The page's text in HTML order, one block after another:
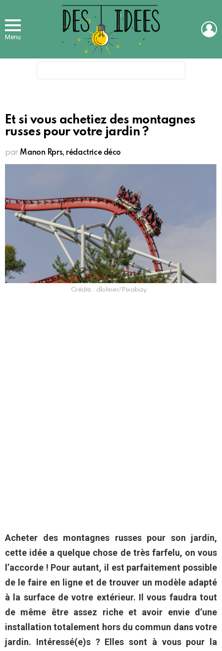
Menu
Et si vous achetiez des montagnes
russes pour votre jardin ?
par Manon Rprs, rédactrice déco
Crédits : dlohner/Pixabay
Acheter des montagnes russes pour son jardin,
cette idée a quelque chose de très farfelu, on vous
l’accorde ! Pour autant, il est parfaitement possible
de le faire en ligne et de trouver un modèle adapté
à la surface de votre extérieur. Il vous faudra tout
de même être assez riche et avoir envie d’une
installation totalement hors du commun dans votre
jardin. Intéressé(e)s ? Elles sont à vous pour la